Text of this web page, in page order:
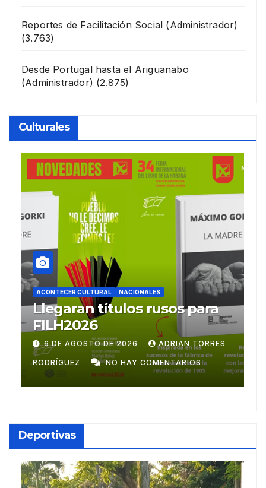
Reportes de Facilitación Social (Administrador)
(3.763)
Desde Portugal hasta el Ariguanabo
(Administrador) (2.875)
Culturales
rusos para
ADRIAN TORRES
COMENTARIOS
ACONTECER CULTURAL
Ballet Laura Alonso
emprende gira
centroamericana
28 DE JULIO DE 2026
RODRÍGUEZ NO HAY
Deportivas